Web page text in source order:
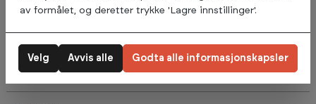
Produktet har en hard kjerne og en kraftig struktur i EVA
håndtak.
av formålet, og deretter trykke 'Lagre innstillinger'.
Avvis alle
Velg Godta alle informasjonskapsler